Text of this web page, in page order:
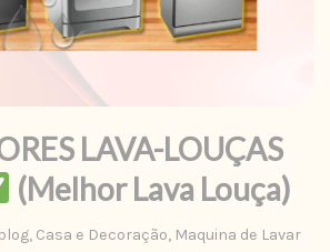
LAVA-LOUÇAS
(Melhor Lava Louça)
blog, Casa e Decoração, Maquina de Lavar